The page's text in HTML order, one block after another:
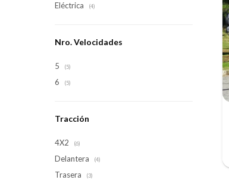
Eléctrica (4)
Nro. Velocidades
5 (5)
6 (5)
Tracción
4X2 (6)
Delantera (4)
Trasera (3)